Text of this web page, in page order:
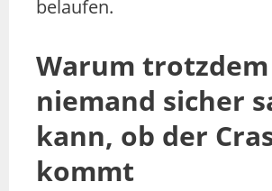
belaufen.
Warum trotzdem
niemand sicher
kann, ob der
kommt